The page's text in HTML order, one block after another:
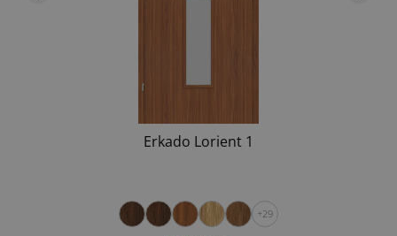
Erkado Lorient 1
+29